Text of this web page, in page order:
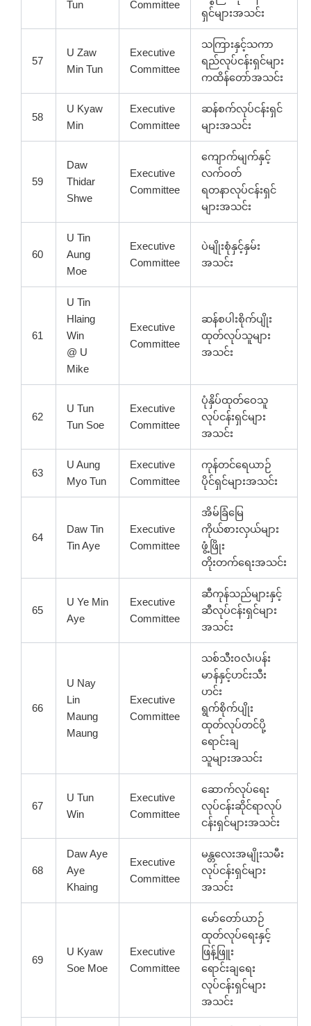
Tun Committee
ရှင်များအသင်း
57
U Zaw
Min Tun
Executive
Committee
သကြားနှင့်သကာ
ရည်လုပ်ငန်းရှင်များ
ကထိန်တော်အသင်း
58
U Kyaw
Min
Executive
Committee
ဆန်စက်လုပ်ငန်းရှင်
များအသင်း
59
Daw
Thidar
Shwe
Executive
Committee
ကျောက်မျက်နှင့်
လက်ဝတ်
ရတနာလုပ်ငန်းရှင်
များအသင်း
60
U Tin
Aung
Moe
Executive
Committee
ပဲမျိုးစုံနှင့်နှမ်း
အသင်း
61
U Tin
Hlaing
Win
@ U
Mike
Executive
Committee
ဆန်စပါးစိုက်ပျိုး
ထုတ်လုပ်သူများ
အသင်း
62
U Tun
Tun Soe
Executive
Committee
ပုံနှိပ်ထုတ်ဝေသူ
လုပ်ငန်းရှင်များ
အသင်း
63
U Aung
Myo Tun
Executive
Committee
ကုန်တင်ရေယာဉ်
ပိုင်ရှင်များအသင်း
64
Daw Tin
Tin Aye
Executive
Committee
အိမ်ခြံမြေ
ကိုယ်စားလှယ်များ
ဖွံ့ဖြိုး
တိုးတက်ရေးအသင်း
65
U Ye Min
Aye
Executive
Committee
ဆီကုန်သည်များနှင့်
ဆီလုပ်ငန်းရှင်များ
အသင်း
66
U Nay
Lin
Maung
Maung
Executive
Committee
သစ်သီး၀လံ၊ပန်း
မာန်နှင့်ဟင်းသီး
ဟင်း
ရွက်စိုက်ပျိုး
ထုတ်လုပ်တင်ပို့
ရောင်းချ
သူများအသင်း
67
U Tun
Win
Executive
Committee
ဆောက်လုပ်ရေး
လုပ်ငန်းဆိုင်ရာလုပ်
ငန်းရှင်များအသင်း
68
Daw Aye
Aye
Khaing
Executive
Committee
မန္တလေးအမျိုးသမီး
လုပ်ငန်းရှင်များ
အသင်း
69
U Kyaw
Soe Moe
Executive
Committee
မော်တော်ယာဉ်
ထုတ်လုပ်ရေးနှင့်
ဖြန့်ဖြူး
ရောင်းချရေး
လုပ်ငန်းရှင်များ
အသင်း